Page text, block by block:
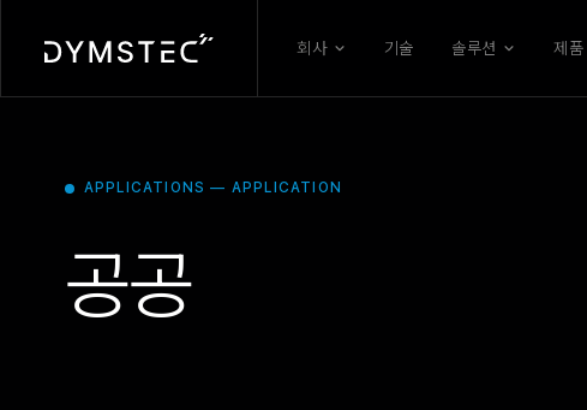
회사 기술 솔루션 제품
APPLICATIONS — APPLICATION
공공